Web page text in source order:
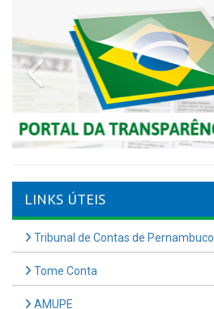
Previous
LINKS ÚTEIS
Tribunal de Contas de Pernambuco
Tome Conta
AMUPE